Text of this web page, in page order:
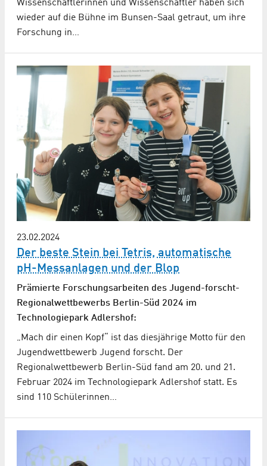
Wissenschaftlerinnen und Wissenschaftler haben sich
wieder auf die Bühne im Bunsen-Saal getraut, um ihre
Forschung in…
23.02.2024
Der beste Stein bei Tetris, automatische
pH-Messanlagen und der Blop
Prämierte Forschungsarbeiten des Jugend-forscht-
Regionalwettbewerbs Berlin-Süd 2024 im
Technologiepark Adlershof:
„Mach dir einen Kopf“ ist das diesjährige Motto für den
Jugendwettbewerb Jugend forscht. Der
Regionalwettbewerb Berlin-Süd fand am 20. und 21.
Februar 2024 im Technologiepark Adlershof statt. Es
sind 110 Schülerinnen…